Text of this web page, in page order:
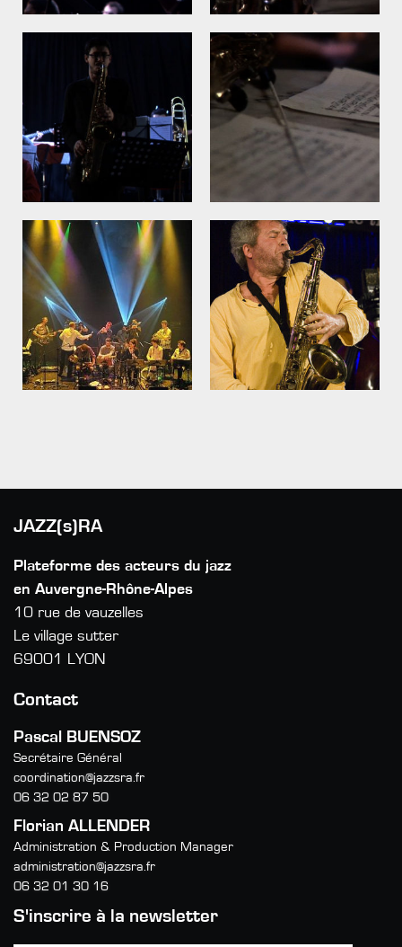
JAZZ(s)RA
Plateforme des acteurs du jazz
en Auvergne-Rhône-Alpes
10 rue de vauzelles
Le village sutter
69001 LYON
Contact
Pascal BUENSOZ
Secrétaire Général
coordination@jazzsra.fr
06 32 02 87 50
Florian ALLENDER
Administration & Production Manager
administration@jazzsra.fr
06 32 01 30 16
S'inscrire à la newsletter